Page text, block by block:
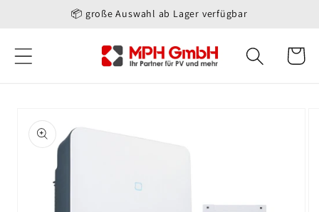
📦 große Auswahl ab Lager verfügbar